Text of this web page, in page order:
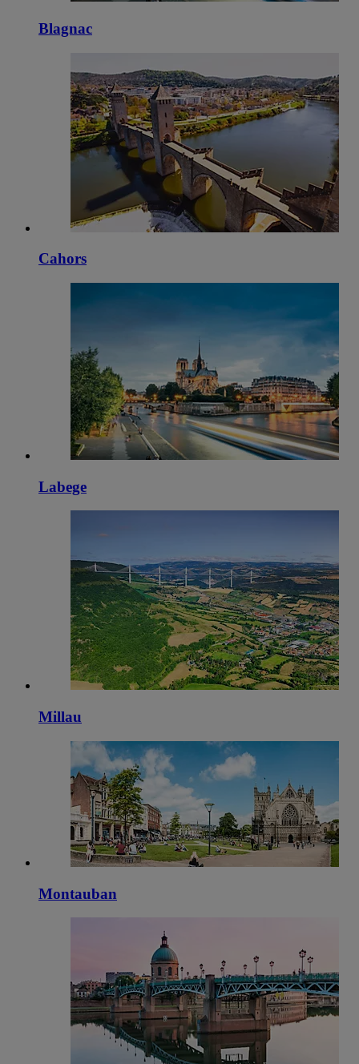
Blagnac
Cahors
Labege
Millau
Montauban